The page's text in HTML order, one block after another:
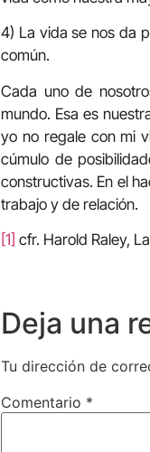
4) La vida se nos da
común.
Cada uno de
mundo. Esa es
yo no regale con mi
cúmulo de
constructivas. En el
trabajo y de relación.
[1] cfr. Harold Raley,
Deja una
Tu dirección de
Comentario *